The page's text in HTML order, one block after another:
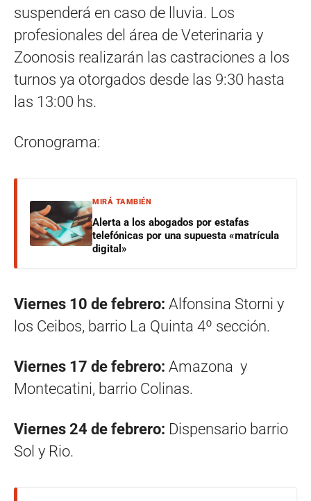
suspenderá en caso de lluvia. Los
profesionales del área de Veterinaria y
Zoonosis realizarán las castraciones a los
turnos ya otorgados desde las 9:30 hasta
las 13:00 hs.
Cronograma:
MIRÁ TAMBIÉN
Alerta a los abogados por estafas
telefónicas por una supuesta «matrícula
digital»
Viernes 10 de febrero: Alfonsina Storni y
los Ceibos, barrio La Quinta 4º sección.
Viernes 17 de febrero: Amazona y
Montecatini, barrio Colinas.
Viernes 24 de febrero: Dispensario barrio
Sol y Rio.